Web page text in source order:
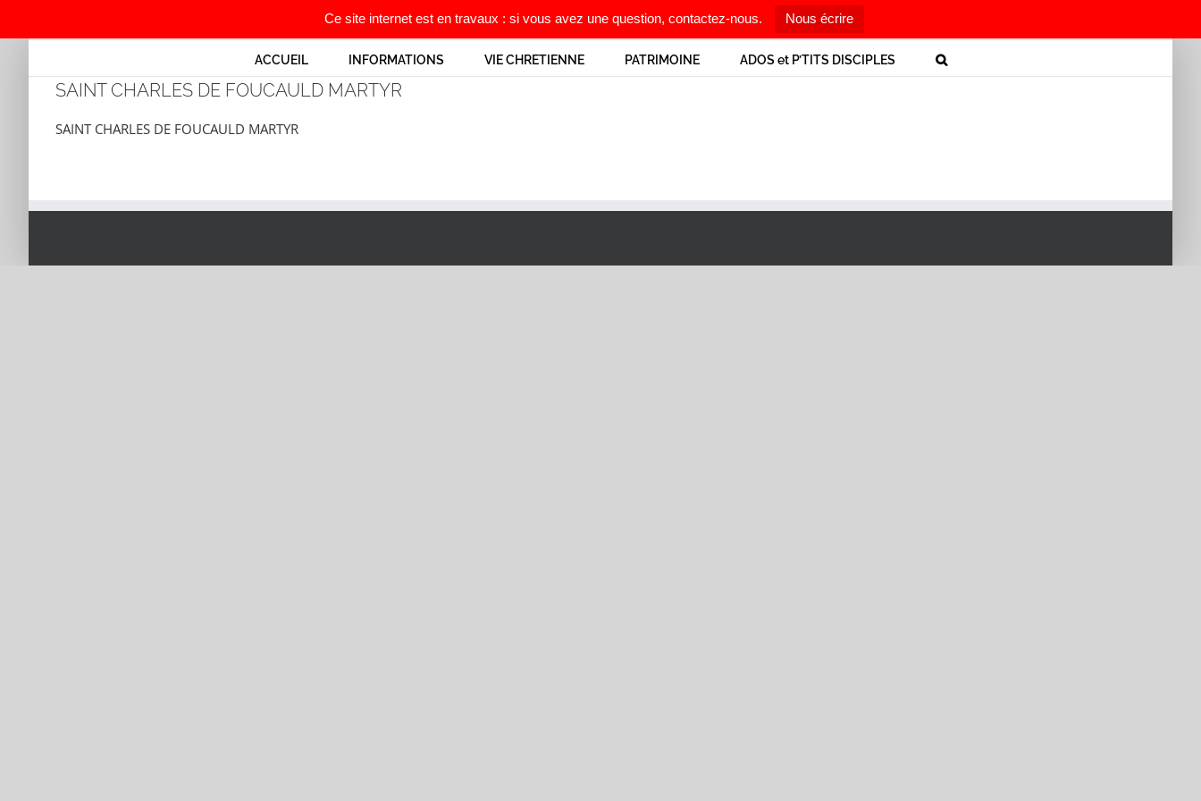
Ce site internet est en travaux : si vous avez une question, contactez-nous. Nous écrire
ACCUEIL INFORMATIONS VIE CHRETIENNE PATRIMOINE ADOS et P’TITS DISCIPLES
SAINT CHARLES DE FOUCAULD MARTYR
SAINT CHARLES DE FOUCAULD MARTYR